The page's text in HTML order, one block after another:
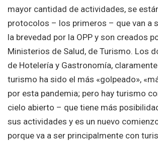
mayor cantidad de actividades, se
protocolos – los primeros – que van a
la brevedad por la OPP y son creados
Ministerios de Salud, de Turismo. Los
de Hotelería y Gastronomía,
turismo ha sido el más «golpeado»,
por esta pandemia; pero hay turismo
cielo abierto – que tiene más
sus actividades y es un nuevo
porque va a ser principalmente con